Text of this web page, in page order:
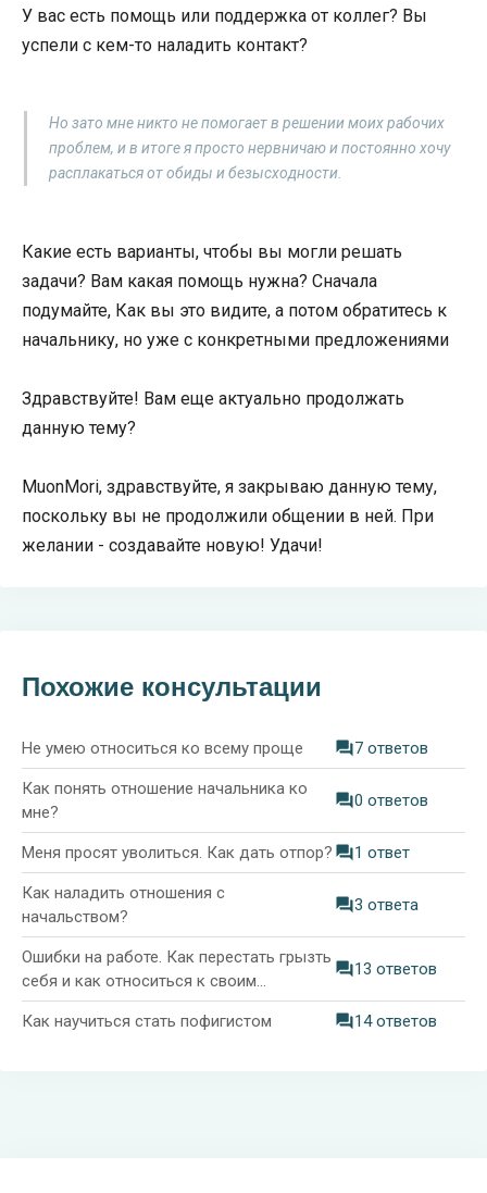
У вас есть помощь или поддержка от коллег? Вы
успели с кем-то наладить контакт?
Но зато мне никто не помогает в решении моих рабочих
проблем, и в итоге я просто нервничаю и постоянно хочу
расплакаться от обиды и безысходности.
Какие есть варианты, чтобы вы могли решать
задачи? Вам какая помощь нужна? Сначала
подумайте, Как вы это видите, а потом обратитесь к
начальнику, но уже с конкретными предложениями
Здравствуйте! Вам еще актуально продолжать
данную тему?
MuonMori, здравствуйте, я закрываю данную тему,
поскольку вы не продолжили общении в ней. При
желании - создавайте новую! Удачи!
Похожие консультации
Не умею относиться ко всему проще 7 ответов
Как понять отношение начальника ко
мне?
0 ответов
Меня просят уволиться. Как дать отпор? 1 ответ
Как наладить отношения с
начальством?
3 ответа
Ошибки на работе. Как перестать грызть
себя и как относиться к своим
промахам? Мне 28 лет
13 ответов
Как научиться стать пофигистом 14 ответов